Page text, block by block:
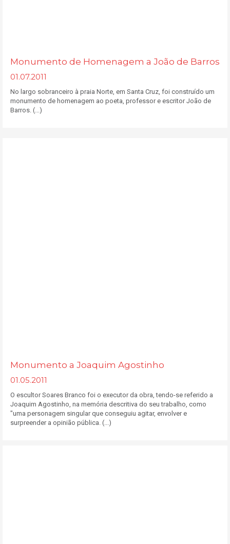
Monumento de Homenagem a João de Barros
01.07.2011
No largo sobranceiro à praia Norte, em Santa Cruz, foi construído um
monumento de homenagem ao poeta, professor e escritor João de
Barros. (...)
Monumento a Joaquim Agostinho
01.05.2011
O escultor Soares Branco foi o executor da obra, tendo-se referido a
Joaquim Agostinho, na memória descritiva do seu trabalho, como
"uma personagem singular que conseguiu agitar, envolver e
surpreender a opinião pública. (...)